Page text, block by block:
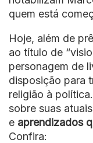
quem está
Hoje, além de
ao título de
personagem de
disposição para
religião à
sobre suas
e aprendizados
Confira: